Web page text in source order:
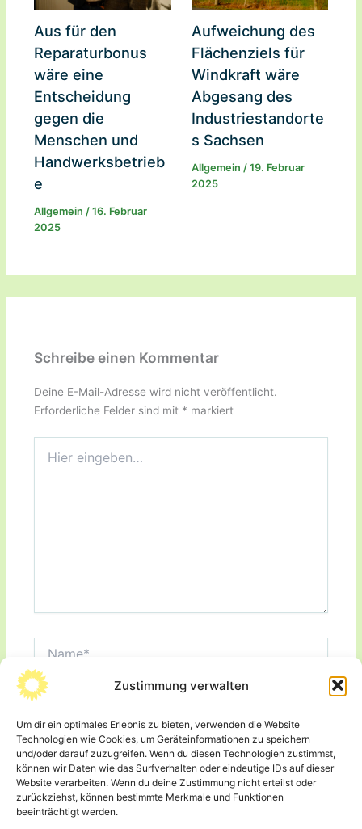
Zustimmung verwalten
Um dir ein optimales Erlebnis zu bieten, verwenden die Website
Technologien wie Cookies, um Geräteinformationen zu speichern
und/oder darauf zuzugreifen. Wenn du diesen Technologien zustimmst,
können wir Daten wie das Surfverhalten oder eindeutige IDs auf dieser
Website verarbeiten. Wenn du deine Zustimmung nicht erteilst oder
zurückziehst, können bestimmte Merkmale und Funktionen
beeinträchtigt werden.
Aus für den
Reparaturbonus
wäre eine
Entscheidung
gegen die
Menschen und
Handwerksbetrieb
e
Allgemein / 16. Februar
2025
Aufweichung des
Flächenziels für
Windkraft wäre
Abgesang des
Industriestandorte
s Sachsen
Allgemein / 19. Februar
2025
Schreibe einen Kommentar
Deine E-Mail-Adresse wird nicht veröffentlicht.
Erforderliche Felder sind mit * markiert
eingeben…
E-
Adresse*
Website
Name, E-Mail-Adresse und Website in diesem
Browser für meinen nächsten Kommentar speichern.